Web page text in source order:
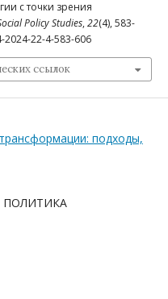
с точки зрения
Policy Studies, 22(4), 583-
22-4-583-606
ссылок
подходы,
ПОЛИТИКА